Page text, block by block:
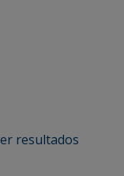
resultados